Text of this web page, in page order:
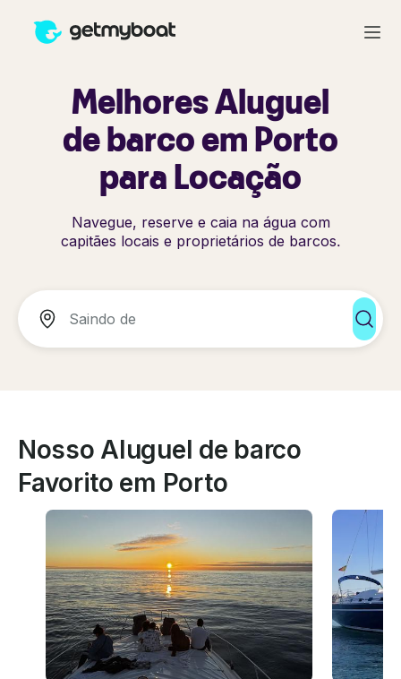
Melhores Aluguel
de barco em Porto
para Locação
Navegue, reserve e caia na água com
capitães locais e proprietários de barcos.
Nosso Aluguel de barco
Favorito em Porto